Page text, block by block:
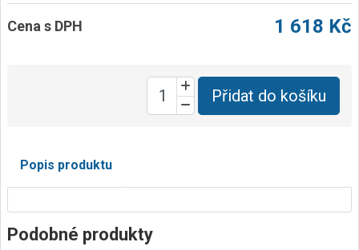
Cena s DPH 1 618 Kč
Přidat do košíku
Popis produktu
Podobné produkty